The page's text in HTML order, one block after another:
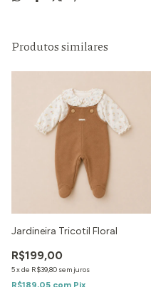
Produtos similares
Jardineira Tricotil Floral
R$199,00
5xde R$39,80 sem juros
R$189,05 com Pix